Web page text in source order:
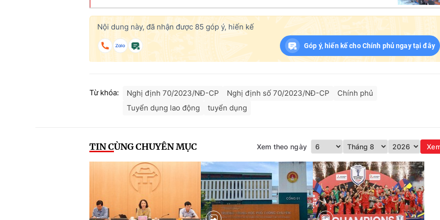
Nội dung này, đã nhận được 85 góp ý, hiến kế
Góp ý, hiến kế cho Chính phủ ngay tại đây
Từ khóa: Nghị định 70/2023/NĐ-CP Nghị định số 70/2023/NĐ-CP
Chính phủ
Tuyển dụng lao động
tuyển dụng
TIN CÙNG CHUYÊN MỤC Xem theo ngày